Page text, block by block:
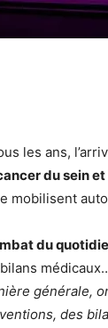
les ans,
du sein et
mobilisent
du
générale,
des